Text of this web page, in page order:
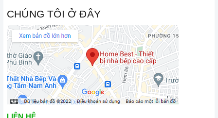
CHÚNG TÔI Ở ĐÂY
LIÊN HỆ